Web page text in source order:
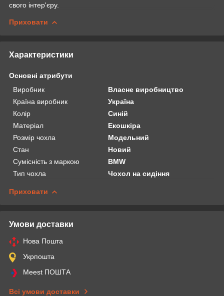
свого інтер'єру.
Приховати
Характеристики
Основні атрибути
Виробник
Власне виробництво
Країна виробник
Україна
Колір
Синій
Матеріал
Екошкіра
Розмір чохла
Модельний
Стан
Новий
Сумісність з маркою
BMW
Тип чохла
Чохол на сидіння
Приховати
Умови доставки
Нова Пошта
Укрпошта
Meest ПОШТА
Всі умови доставки